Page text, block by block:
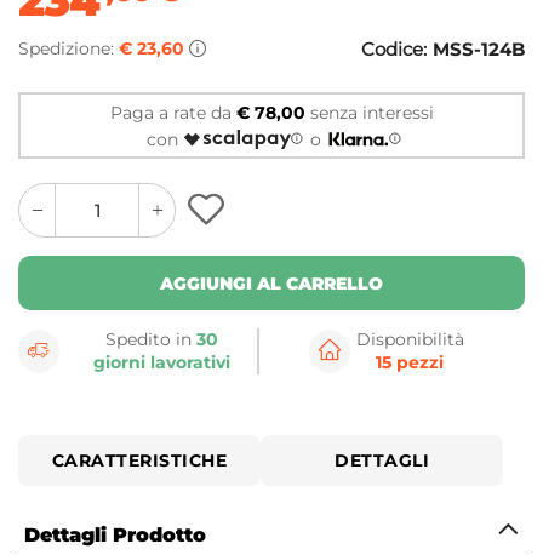
Spedizione: € 23,60 Codice: MSS-124B
Paga a rate da € 78,00 senza interessi
con
o
quantity
button
quantity
minus
button
AGGIUNGI AL CARRELLO
Spedito in 30
giorni lavorativi
Disponibilità
15 pezzi
CARATTERISTICHE DETTAGLI
Dettagli Prodotto